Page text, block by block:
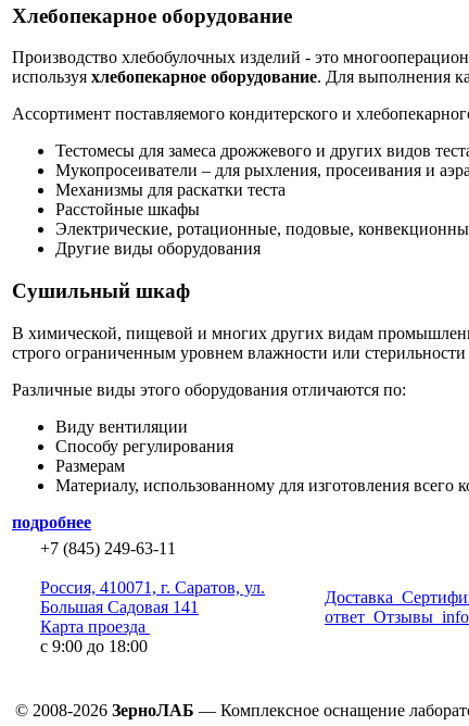
Хлебопекарное оборудование
Производство хлебобулочных изделий - это
используя хлебопекарное оборудование. Для выполнения
Ассортимент поставляемого кондитерского и
Тестомесы для замеса дрожжевого и других видов
Мукопросеиватели – для рыхления, просеивания и
Механизмы для раскатки теста
Расстойные шкафы
Электрические, ротационные, подовые,
Другие виды оборудования
Сушильный шкаф
В химической, пищевой и многих других видам
строго ограниченным уровнем влажности или стерильности
Различные виды этого оборудования отличаются по:
Виду вентиляции
Способу регулирования
Размерам
Материалу, использованному для изготовления всего
подробнее
+7 (845) 249-63-11
Россия, 410071, г. Саратов, ул.
Большая Садовая 141
Карта проезда
с 9:00 до 18:00
Доставка
ответ Отзывы
© 2008-2026 ЗерноЛАБ — Комплексное оснащение